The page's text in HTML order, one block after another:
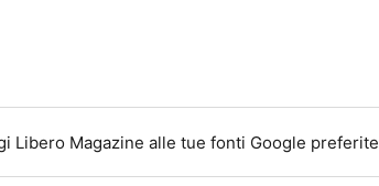
Libero Magazine alle tue fonti Google preferite